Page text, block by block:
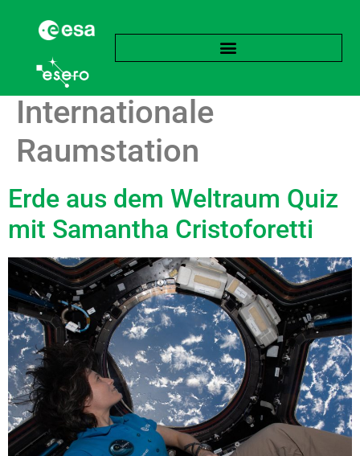
Schlagwort:
Internationale
Raumstation
Erde aus dem Weltraum Quiz
mit Samantha Cristoforetti